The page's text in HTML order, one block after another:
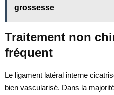
grossesse
Traitement non
fréquent
Le ligament latéral interne
bien vascularisé. Dans la